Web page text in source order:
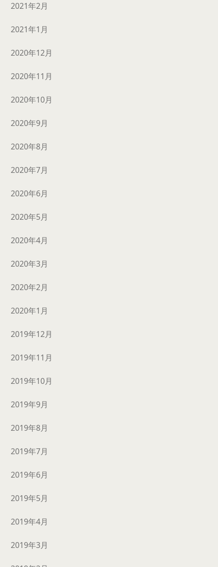
2021年2月
2021年1月
2020年12月
2020年11月
2020年10月
2020年9月
2020年8月
2020年7月
2020年6月
2020年5月
2020年4月
2020年3月
2020年2月
2020年1月
2019年12月
2019年11月
2019年10月
2019年9月
2019年8月
2019年7月
2019年6月
2019年5月
2019年4月
2019年3月